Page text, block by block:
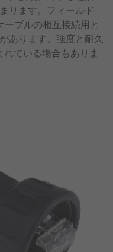
ります。フィールド
ーブルの相互接続用と
あります。強度と耐久
ている場合もありま